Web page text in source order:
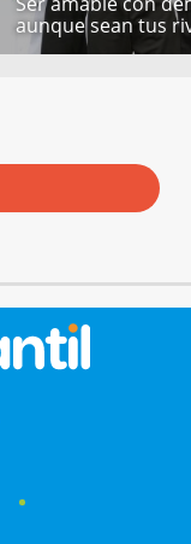
aunque sean tus